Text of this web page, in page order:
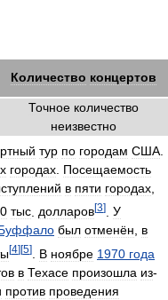
Количество концертов
Точное количество
неизвестно
тур по городам США
городах Посещаемость
в пяти городах
тыс долларов[3]
У
был отменён, в
[4] [5] В ноябре 1970 года
в Техасе произошла из-
против проведения